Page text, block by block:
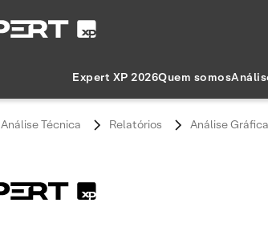
Expert XP 2026Quem somos
Análise Técnica Relatórios Análise